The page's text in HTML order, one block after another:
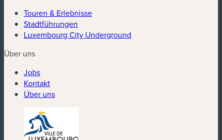
Touren & Erlebnisse
Stadtführungen
Luxembourg City Underground
Über uns
Jobs
Kontakt
Über uns